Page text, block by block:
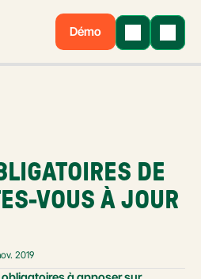
Démo
DE
VOUS À JOUR
2019